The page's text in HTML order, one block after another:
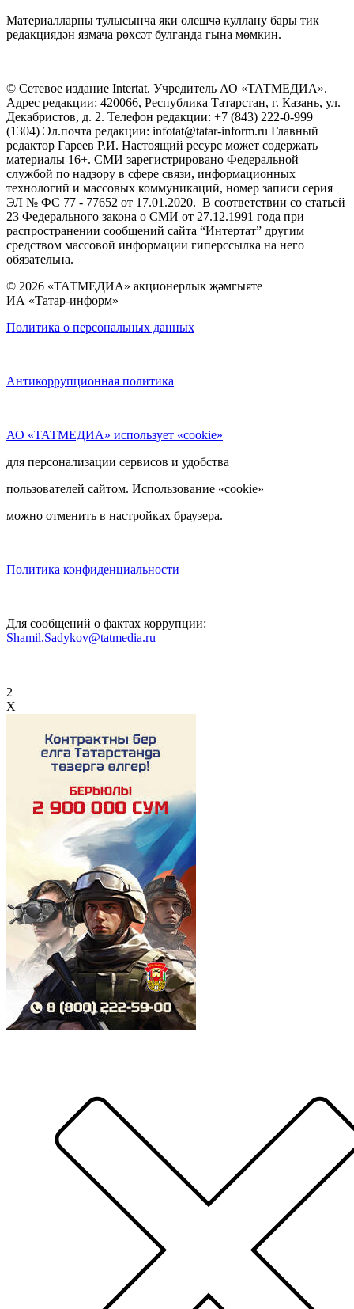
Материалларны тулысынча яки өлешчә куллану бары тик
редакциядән язмача рөхсәт булганда гына мөмкин.
© Сетевое издание Intertat. Учредитель АО «ТАТМЕДИА».
Адрес редакции: 420066, Республика Татарстан, г. Казань, ул.
Декабристов, д. 2. Телефон редакции: +7 (843) 222-0-999
(1304) Эл.почта редакции: infotat@tatar-inform.ru Главный
редактор Гареев Р.И. Настоящий ресурс может содержать
материалы 16+. СМИ зарегистрировано Федеральной
службой по надзору в сфере связи, информационных
технологий и массовых коммуникаций, номер записи серия
ЭЛ № ФС 77 - 77652 от 17.01.2020. В соответствии со статьей
23 Федерального закона о СМИ от 27.12.1991 года при
распространении сообщений сайта “Интертат” другим
средством массовой информации гиперссылка на него
обязательна.
© 2026 «ТАТМЕДИА» акционерлык җәмгыяте
ИА «Татар-информ»
Политика о персональных данных
Антикоррупционная политика
АО «ТАТМЕДИА» использует «cookie»
для персонализации сервисов и удобства
пользователей сайтом. Использование «cookie»
можно отменить в настройках браузера.
Политика конфиденциальности
Для сообщений о фактах коррупции:
Shamil.Sadykov@tatmedia.ru
2
X